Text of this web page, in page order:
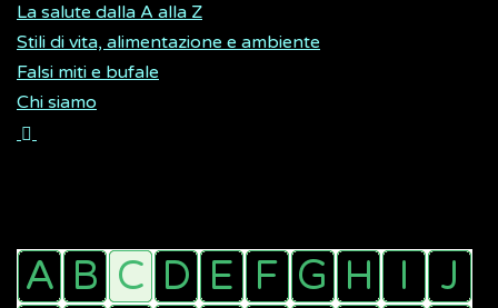
La salute dalla A alla Z
Stili di vita, alimentazione e ambiente
Falsi miti e bufale
Chi siamo